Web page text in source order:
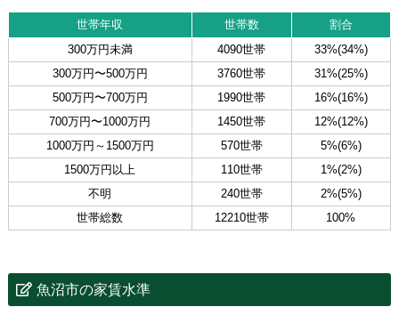
世帯年収 世帯数
割合
300万円未満
4090世帯
33%(34%)
300万円〜500万円
3760世帯
31%(25%)
500万円〜700万円
1990世帯
16%(16%)
700万円〜1000万円
1450世帯
12%(12%)
1000万円～1500万円
570世帯
5%(6%)
1500万円以上
110世帯
1%(2%)
不明
240世帯
2%(5%)
世帯総数
12210世帯 100%
魚沼市の家賃水準